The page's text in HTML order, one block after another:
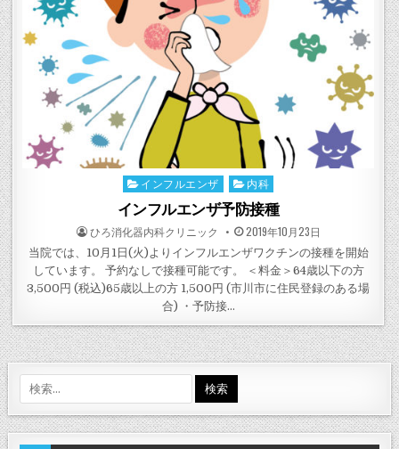
Posted
in
インフルエンザ 内科
インフルエンザ予防接種
POSTED
BY
ひろ消化器内科クリニック POSTED
ON
2019年10月23日
当院では、10月1日(火)よりインフルエンザワクチンの接種を開始
しています。 予約なしで接種可能です。 ＜料金＞64歳以下の方
3,500円 (税込)65歳以上の方 1,500円 (市川市に住民登録のある場
合) ・予防接…
索: